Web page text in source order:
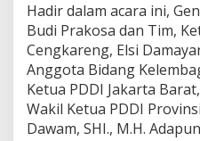
a
l
m
H
o
t
e
l
Hadir dalam acara ini,
Budi Prakosa dan Tim,
Cengkareng, Elsi
Anggota Bidang
Ketua PDDI Jakarta
Wakil Ketua PDDI
Dawam, SHI., M.H.